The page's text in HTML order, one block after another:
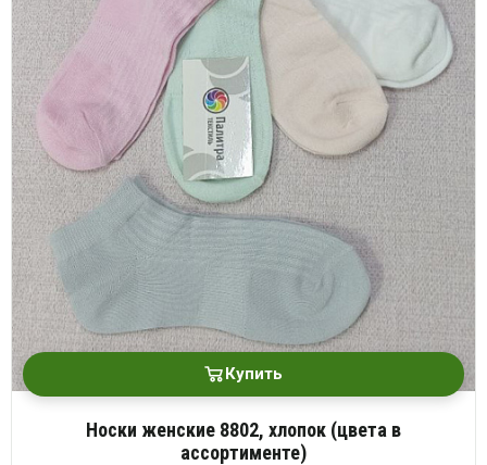
Купить
Носки женские 8802, хлопок (цвета в
ассортименте)